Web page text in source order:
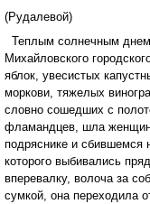
(Рудалевой)
Теплым солнечным
Михайловского
яблок, увесистых
моркови, тяжелых
словно сошедших с
фламандцев, шла
подряснике и сбившемся
которого выбивались
вперевалку, волоча за
сумкой, она переходила